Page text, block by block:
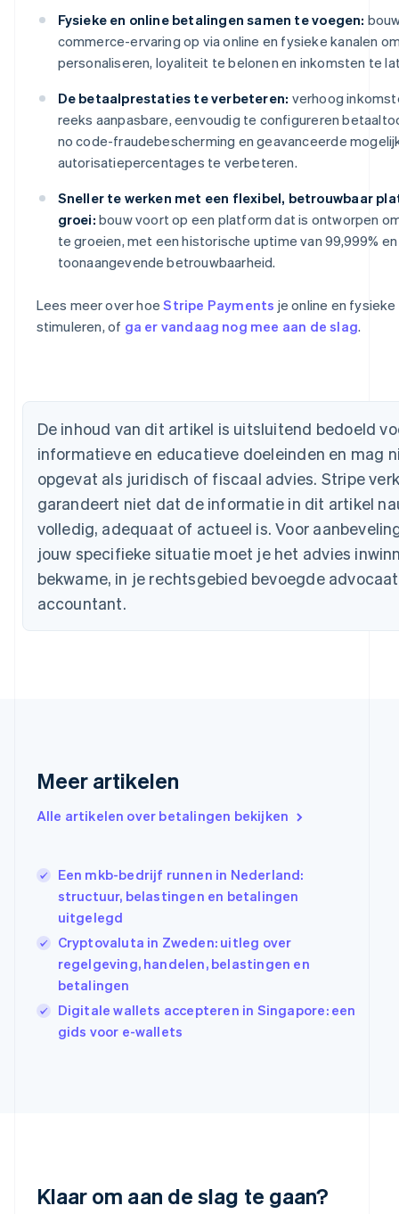
Fysieke en online betalingen samen te voegen:
commerce-ervaring op via online en fysieke kanalen
personaliseren, loyaliteit te belonen en inkomsten te
De betaalprestaties te verbeteren: verhoog
reeks aanpasbare, eenvoudig te configureren
no code-fraudebescherming en geavanceerde
autorisatiepercentages te verbeteren.
Sneller te werken met een flexibel, betrouwbaar
groei: bouw voort op een platform dat is ontworpen
te groeien, met een historische uptime van 99,999% en
toonaangevende betrouwbaarheid.
Lees meer over hoeStripe Payments je online en
stimuleren, of ga er vandaag nog mee aan de slag.
De inhoud van dit artikel is uitsluitend bedoeld
informatieve en educatieve doeleinden en mag
opgevat als juridisch of fiscaal advies. Stripe
garandeert niet dat de informatie in dit artikel
volledig, adequaat of actueel is. Voor
jouw specifieke situatie moet je het advies
bekwame, in je rechtsgebied bevoegde
accountant.
Meer artikelen
Alle artikelen over betalingen bekijken
Een mkb-bedrijf runnen in Nederland:
structuur, belastingen en betalingen
uitgelegd
Cryptovaluta in Zweden: uitleg over
regelgeving, handelen, belastingen en
betalingen
Digitale wallets accepteren in Singapore: een
gids voor e-wallets
Klaar om aan de slag te gaan?
NederlandsFrançais DeutschEnglish
PortuguêsEnglish
Bulgarije
English
Canada
English Français
Cyprus
Denemarken
English
English
Griekenland
English
Hongkong SAR, China
English简体中文
Ierland
India
English
Italië
ItalianoEnglish
Japan
日本語English
Luxemburg